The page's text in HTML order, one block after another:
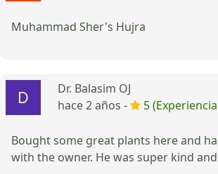
Muhammad Sher's Hujra
Dr. Balasim OJ
hace 2 años -
5
Bought some great plants here and
with the owner. He was super kind